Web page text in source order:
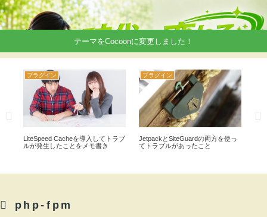
テーマをCocoonに変更しました！
プラグイン
LiteSpeed Cacheを導入してトラブ
ルが発生したことをメモ書き
プラグイン
JetpackとSiteGuardの両方を使っ
てトラブルがあったこと
php-fpm